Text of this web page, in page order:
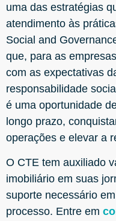
uma das estratégias
atendimento às
Social and
que, para as
com as expectativas
responsabilidade
é uma oportunidade
longo prazo,
operações e elevar a
O CTE tem auxiliado
imobiliário em suas
suporte necessário
processo. Entre em